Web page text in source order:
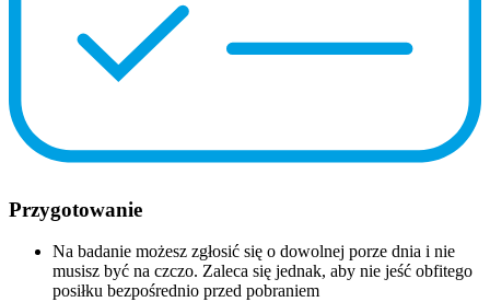
Przygotowanie
Na badanie możesz zgłosić się o dowolnej porze dnia i nie
musisz być na czczo. Zaleca się jednak, aby nie jeść obfitego
posiłku bezpośrednio przed pobraniem